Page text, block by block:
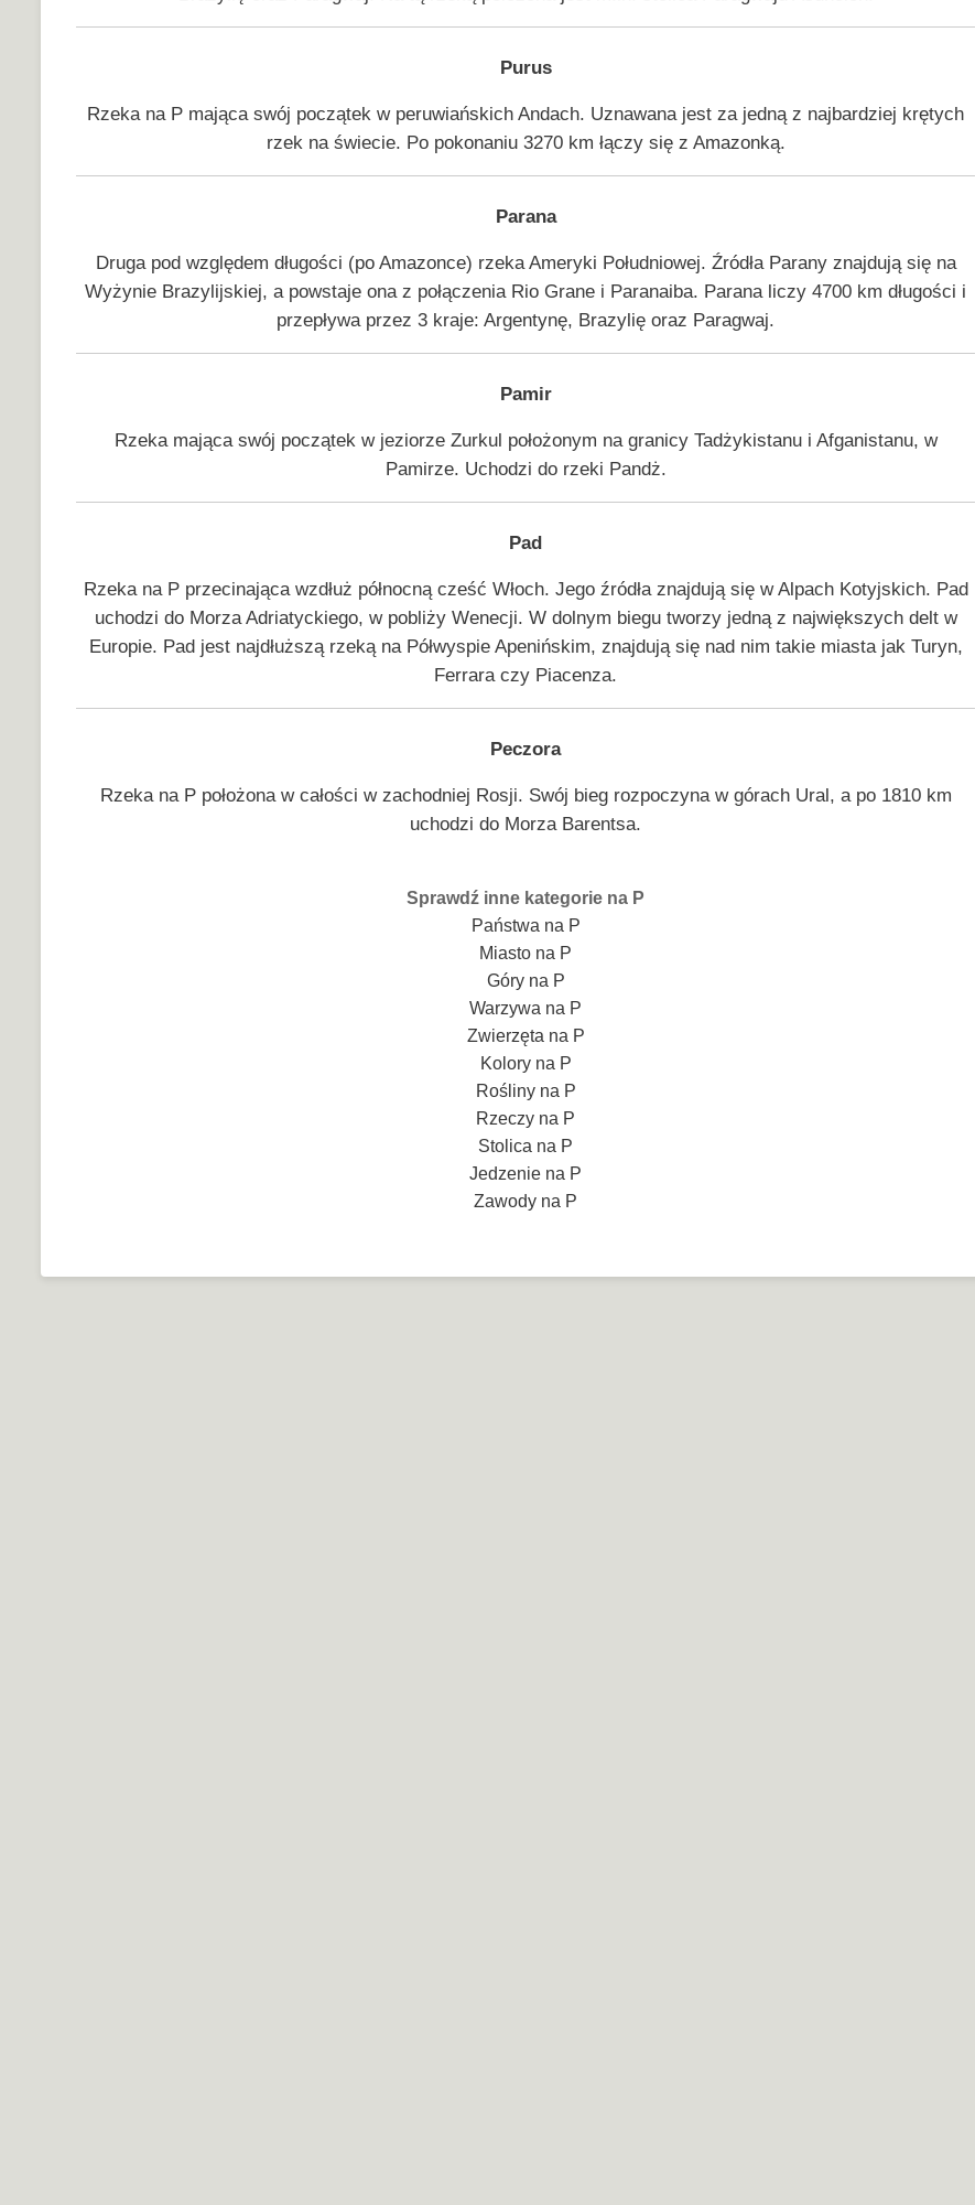
Purus
Rzeka na P mająca swój początek w peruwiańskich Andach. Uznawana jest za jedną z najbardziej krętych
rzek na świecie. Po pokonaniu 3270 km łączy się z Amazonką.
Parana
Druga pod względem długości (po Amazonce) rzeka Ameryki Południowej. Źródła Parany znajdują się na
Wyżynie Brazylijskiej, a powstaje ona z połączenia Rio Grane i Paranaiba. Parana liczy 4700 km długości i
przepływa przez 3 kraje: Argentynę, Brazylię oraz Paragwaj.
Pamir
Rzeka mająca swój początek w jeziorze Zurkul położonym na granicy Tadżykistanu i Afganistanu, w
Pamirze. Uchodzi do rzeki Pandż.
Pad
Rzeka na P przecinająca wzdłuż północną cześć Włoch. Jego źródła znajdują się w Alpach Kotyjskich. Pad
uchodzi do Morza Adriatyckiego, w pobliży Wenecji. W dolnym biegu tworzy jedną z największych delt w
Europie. Pad jest najdłuższą rzeką na Półwyspie Apenińskim, znajdują się nad nim takie miasta jak Turyn,
Ferrara czy Piacenza.
Peczora
Rzeka na P położona w całości w zachodniej Rosji. Swój bieg rozpoczyna w górach Ural, a po 1810 km
uchodzi do Morza Barentsa.
Sprawdź inne kategorie na P
Państwa na P
Miasto na P
Góry na P
Warzywa na P
Zwierzęta na P
Kolory na P
Rośliny na P
Rzeczy na P
Stolica na P
Jedzenie na P
Zawody na P